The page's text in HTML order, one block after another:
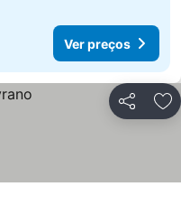
Ver preços
Partilhar